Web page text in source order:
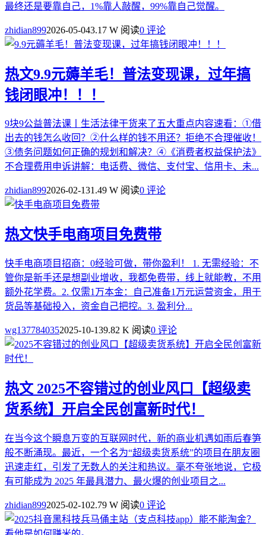
最终还是要靠自己，1%靠人敲醒，99%靠自己觉醒。
zhidian8992026-05-043.17 W 阅读0 评论
热文9.9元薅羊毛！普法变现课，过年搞
钱闭眼冲！！！
9块9公益普法课丨生活法律干货来了五大重点内容速看：①借
出去的钱怎么收回？②什么样的钱不用还？拒绝不合理催收！
③债务问题如何正确的规划和解决？④《消费者权益保护法》
不合理费用申诉讲解：电话费、微信、支付宝、信用卡、未...
zhidian8992026-02-131.49 W 阅读0 评论
热文快手电商项目免费带
快手电商项目招商：0经验可做，带你盈利！ 1. 无需经验：不
管你是新手还是想副业增收，我都免费带，线上就能教，不用
额外花学费。2. 仅需1万本金：自己准备1万元运营资金，用于
货品等基础投入，资金自己把控。3. 盈利分...
wg1377840352025-10-139.82 K 阅读0 评论
热文 2025不容错过的创业风口【超级卖
货系统】开启全民创富新时代！
在当今这个瞬息万变的互联网时代，新的商业机遇如雨后春笋
般不断涌现。最近，一个名为“超级卖货系统”的项目在朋友圈
迅速走红，引发了无数人的关注和热议。毫不夸张地说，它极
有可能成为 2025 年最具潜力、最火爆的创业项目之...
zhidian8992025-02-102.79 W 阅读0 评论